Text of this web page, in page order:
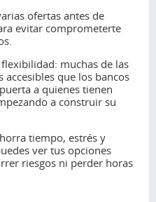
ofertas antes de
evitar comprometerte
muchas de las
accesibles que los bancos
a quienes tienen
a construir su
tiempo, estrés y
ver tus opciones
riesgos ni perder horas